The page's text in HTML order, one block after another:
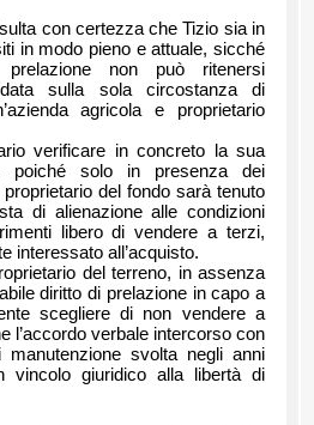
con certezza che Tizio sia in
in modo pieno e attuale, sicché
non può ritenersi
sulla sola circostanza di
agricola e proprietario
verificare in concreto la sua
poiché solo in presenza dei
del fondo sarà tenuto
di alienazione alle condizioni
libero di vendere a terzi,
interessato all’acquisto.
del terreno, in assenza
diritto di prelazione in capo a
scegliere di non vendere a
l’accordo verbale intercorso con
manutenzione svolta negli anni
vincolo giuridico alla libertà di